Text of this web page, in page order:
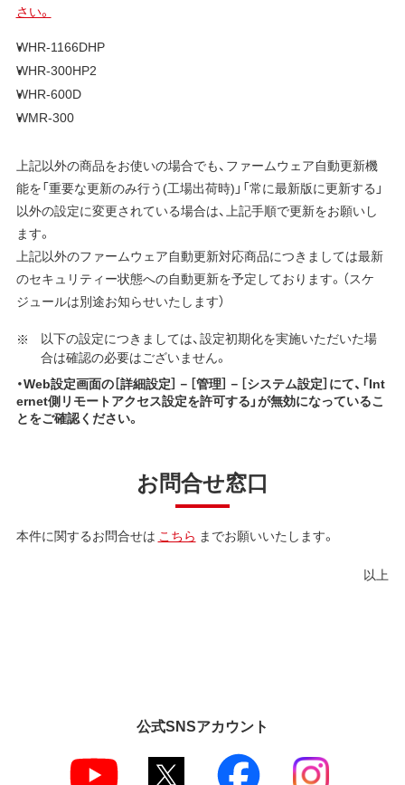
さい。
WHR-1166DHP
WHR-300HP2
WHR-600D
WMR-300
上記以外の商品をお使いの場合でも、ファームウェア自動更新機
能を「重要な更新のみ行う(工場出荷時)」「常に最新版に更新する」
以外の設定に変更されている場合は、上記手順で更新をお願いし
ます。
上記以外のファームウェア自動更新対応商品につきましては最新
のセキュリティー状態への自動更新を予定しております。（スケ
ジュールは別途お知らせいたします）
以下の設定につきましては、設定初期化を実施いただいた場
合は確認の必要はございません。
・Web設定画面の［詳細設定］－［管理］－［システム設定］にて、「Int
ernet側リモートアクセス設定を許可する」が無効になっているこ
とをご確認ください。
お問合せ窓口
本件に関するお問合せは こちら までお願いいたします。
以上
公式SNSアカウント